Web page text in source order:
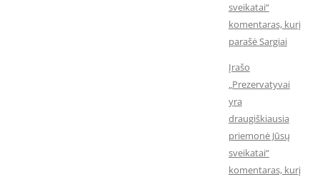
sveikatai“
komentaras, kurį
parašė Sargiai
Įrašo
„Prezervatyvai
yra
draugiškiausia
priemonė Jūsų
sveikatai“
komentaras, kurį